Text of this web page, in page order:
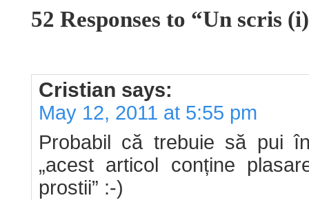
52 Responses to “Un scris
Cristian says:
May 12, 2011 at 5:55 pm
Probabil că trebuie să pui
„acest articol conține
prostii” :-)